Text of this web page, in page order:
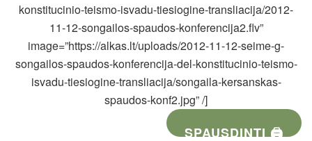
konstitucinio-teismo-isvadu-tiesiogine-transliacija/2012-
11-12-songailos-spaudos-konferencija2.flv”
image=”https://alkas.lt/uploads/2012-11-12-seime-g-
songailos-spaudos-konferencija-del-konstitucinio-teismo-
isvadu-tiesiogine-transliacija/songaila-kersanskas-
spaudos-konf2.jpg” /]
SPAUSDINTI 🖨